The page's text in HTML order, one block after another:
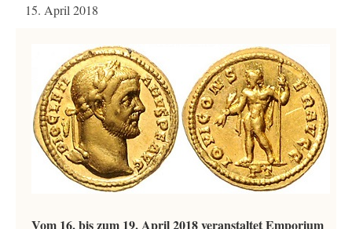
15. April 2018
Vom 16. bis zum 19. April 2018 veranstaltet Emporium